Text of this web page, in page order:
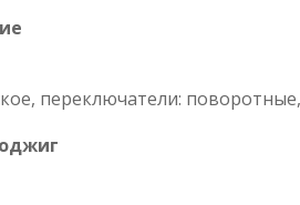
переключатели: